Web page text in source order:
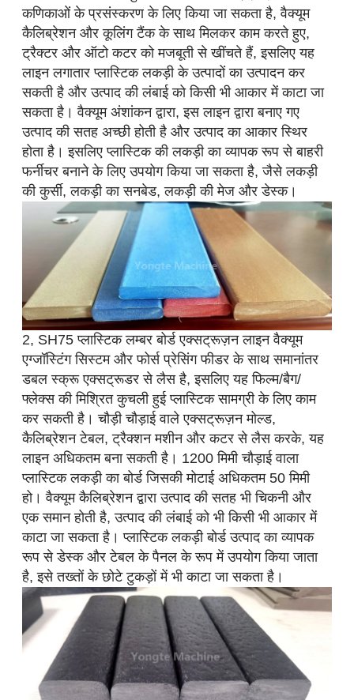
कणिकाओं के प्रसंस्करण के लिए किया जा सकता है, वैक्यूम
कैलिब्रेशन और कूलिंग टैंक के साथ मिलकर काम करते हुए,
ट्रैक्टर और ऑटो कटर को मजबूती से खींचते हैं, इसलिए यह
लाइन लगातार प्लास्टिक लकड़ी के उत्पादों का उत्पादन कर
सकती है और उत्पाद की लंबाई को किसी भी आकार में काटा जा
सकता है। वैक्यूम अंशांकन द्वारा, इस लाइन द्वारा बनाए गए
उत्पाद की सतह अच्छी होती है और उत्पाद का आकार स्थिर
होता है। इसलिए प्लास्टिक की लकड़ी का व्यापक रूप से बाहरी
फर्नीचर बनाने के लिए उपयोग किया जा सकता है, जैसे लकड़ी
की कुर्सी, लकड़ी का सनबेड, लकड़ी की मेज और डेस्क।
2, SH75 प्लास्टिक लम्बर बोर्ड एक्सट्रूज़न लाइन वैक्यूम
एग्जॉस्टिंग सिस्टम और फोर्स प्रेसिंग फीडर के साथ समानांतर
डबल स्क्रू एक्सट्रूडर से लैस है, इसलिए यह फिल्म/बैग/
फ्लेक्स की मिश्रित कुचली हुई प्लास्टिक सामग्री के लिए काम
कर सकती है। चौड़ी चौड़ाई वाले एक्सट्रूज़न मोल्ड,
कैलिब्रेशन टेबल, ट्रैक्शन मशीन और कटर से लैस करके, यह
लाइन अधिकतम बना सकती है। 1200 मिमी चौड़ाई वाला
प्लास्टिक लकड़ी का बोर्ड जिसकी मोटाई अधिकतम 50 मिमी
हो। वैक्यूम कैलिब्रेशन द्वारा उत्पाद की सतह भी चिकनी और
एक समान होती है, उत्पाद की लंबाई को भी किसी भी आकार में
काटा जा सकता है। प्लास्टिक लकड़ी बोर्ड उत्पाद का व्यापक
रूप से डेस्क और टेबल के पैनल के रूप में उपयोग किया जाता
है, इसे तख्तों के छोटे टुकड़ों में भी काटा जा सकता है।